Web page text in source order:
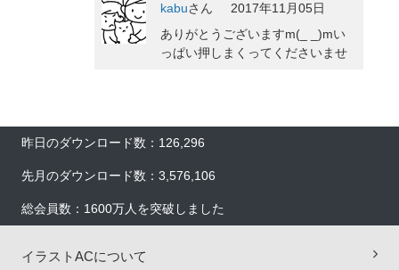
kabuさん
2017年11月05日
ありがとうございますm(_ _)mい
っぱい押しまくってくださいませ
昨日のダウンロード数：126,296
先月のダウンロード数：3,576,106
総会員数：1600万人を突破しました
イラストACについて